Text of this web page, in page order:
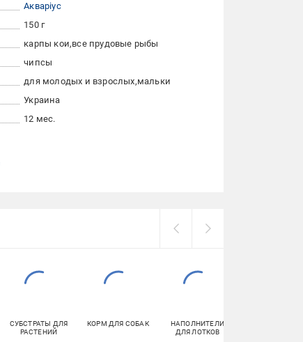
Акваріус
150 г
карпы кои все прудовые рыбы
чипсы
для молодых и взрослых мальки
Украина
12 мес.
СУБСТРАТЫ ДЛЯ
РАСТЕНИЙ
КОРМ ДЛЯ СОБАК
НАПОЛНИТЕЛИ
ДЛЯ ЛОТКОВ